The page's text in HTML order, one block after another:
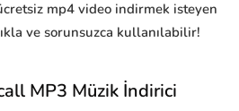
mp4 video indirmek isteyen
ve sorunsuzca kullanılabilir!
MP3 Müzik İndirici